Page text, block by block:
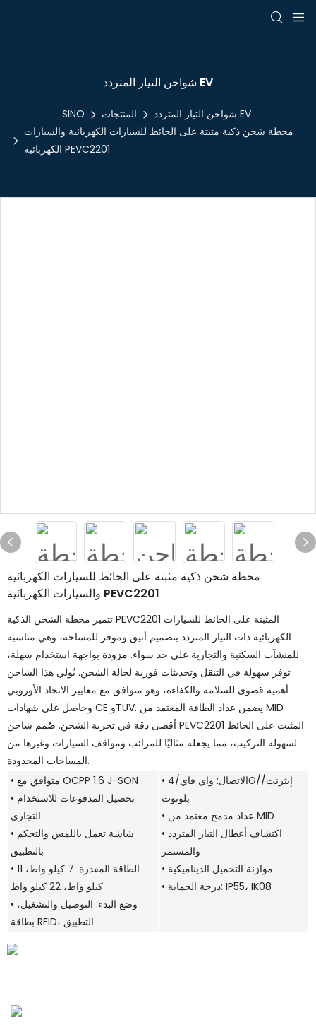
شواحن التيار المتردد EV
SINO المنتجات
شواحن التيار المتردد EV
محطة شحن ذكية مثبتة على الحائط للسيارات الكهربائية والسيارات
الكهربائية PEVC2201
محطة شحن ذكية مثبتة على الحائط للسيارات الكهربائية
والسيارات الكهربائية PEVC2201
تتميز محطة الشحن الذكية PEVC2201 المثبتة على الحائط للسيارات
الكهربائية ذات التيار المتردد بتصميم أنيق وموفر للمساحة، وهي مناسبة
للمنشآت السكنية والتجارية على حد سواء. مزودة بواجهة استخدام سهلة،
توفر سهولة في التنقل وتحديثات فورية لحالة الشحن. يُولي هذا الشاحن
أهمية قصوى للسلامة والكفاءة، وهو متوافق مع معايير الاتحاد الأوروبي
وحاصل على شهادات CE وTUV. يضمن عداد الطاقة المعتمد من MID
أقصى دقة في تجربة الشحن. صُمم شاحن PEVC2201 المثبت على الحائط
لسهولة التركيب، مما يجعله مثاليًا للمرائب ومواقف السيارات وغيرها من
المساحات المحدودة.
• متوافق مع OCPP 1.6 J-SON
• تحصيل المدفوعات للاستخدام
التجاري
• شاشة تعمل باللمس والتحكم
بالتطبيق
• الطاقة المقدرة: 7 كيلو واط، 11
كيلو واط، 22 كيلو واط
• وضع البدء: التوصيل والتشغيل،
بطاقة RFID، التطبيق
• الاتصال: واي فاي/4G/إيثرنت/
بلوتوث
• عداد مدمج معتمد من MID
• اكتشاف أعطال التيار المتردد
والمستمر
• موازنة التحميل الديناميكية
• درجة الحماية: IP55، IK08